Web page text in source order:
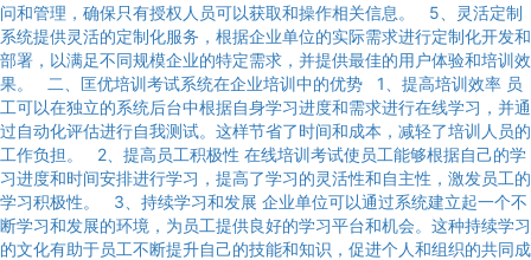
问和管理，确保只有授权人员可以获取和操作相关信息。 5、灵活定制
系统提供灵活的定制化服务，根据企业单位的实际需求进行定制化开发和
部署，以满足不同规模企业的特定需求，并提供最佳的用户体验和培训效
果。 二、匡优培训考试系统在企业培训中的优势 1、提高培训效率 员
工可以在独立的系统后台中根据自身学习进度和需求进行在线学习，并通
过自动化评估进行自我测试。这样节省了时间和成本，减轻了培训人员的
工作负担。 2、提高员工积极性 在线培训考试使员工能够根据自己的学
习进度和时间安排进行学习，提高了学习的灵活性和自主性，激发员工的
学习积极性。 3、持续学习和发展 企业单位可以通过系统建立起一个不
断学习和发展的环境，为员工提供良好的学习平台和机会。这种持续学习
的文化有助于员工不断提升自己的技能和知识，促进个人和组织的共同成